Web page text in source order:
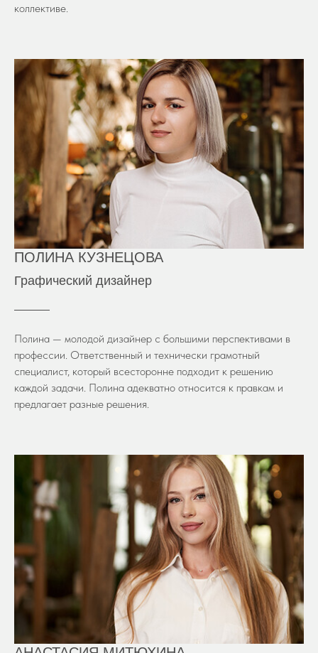
коллективе.
ПОЛИНА КУЗНЕЦОВА
Графический дизайнер
Полина — молодой дизайнер с большими перспективами в
профессии. Ответственный и технически грамотный
специалист, который всесторонне подходит к решению
каждой задачи. Полина адекватно относится к правкам и
предлагает разные решения.